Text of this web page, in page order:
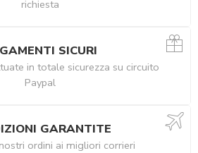
richiesta
SICURI
in totale sicurezza su circuito
Paypal
GARANTITE
ordini ai migliori corrieri